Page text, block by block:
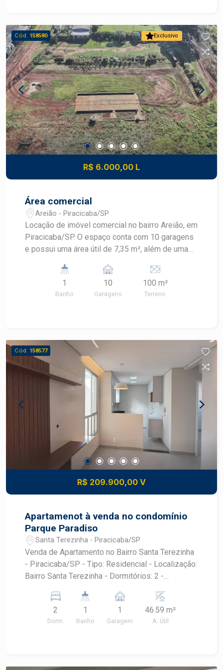
Exclusivo
Cód. 158580
R$ 6.000,00 L
Área comercial
Areião - Piracicaba/SP
Locação de imóvel comercial no bairro Areião, em
Piracicaba/SP. O espaço conta com 10 garagens
e possui uma área útil de 7,35 m², além de uma
quem busca um local com boa localização e
estrutura para atender suas necessidades
comerciais. Para mais informações, entre em
1
Banho
10
Garagens
100 m²
Terreno
Cód. 158577
R$ 209.900,00 V
Apartamenot à venda no condomínio
Parque Paradiso
Santa Terezinha - Piracicaba/SP
Venda de Apartamento no Bairro Santa Terezinha
- Piracicaba/SP - Tipo: Residencial - Localização:
Bairro Santa Terezinha - Dormitórios: 2 -
DIFERENCIADO Fechadura eletrônica Todo em
porcelanato Armários planejados na cozinha, sala
e banheiro Box de vidro e chuveiro instalado
2
Dorm.
1
Banho
1
Garagem
46.59 m²
A. Útil